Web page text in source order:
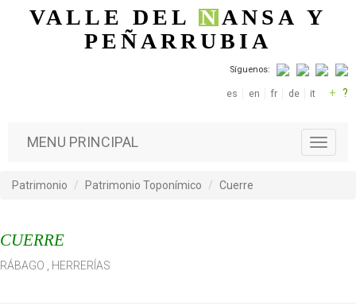
Pasar al contenido principal
VALLE DELNANSA Y
PEÑARRUBIA
Síguenos:
es en fr de it + ?
T
o
MENU PRINCIPAL
Patrimonio Patrimonio Toponímico Cuerre
CUERRE
RÁBAGO HERRERÍAS